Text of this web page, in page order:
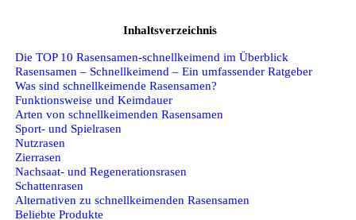
Inhaltsverzeichnis
Die TOP 10 Rasensamen-schnellkeimend im Überblick
Rasensamen – Schnellkeimend – Ein umfassender Ratgeber
Was sind schnellkeimende Rasensamen?
Funktionsweise und Keimdauer
Arten von schnellkeimenden Rasensamen
Sport- und Spielrasen
Nutzrasen
Zierrasen
Nachsaat- und Regenerationsrasen
Schattenrasen
Alternativen zu schnellkeimenden Rasensamen
Beliebte Produkte